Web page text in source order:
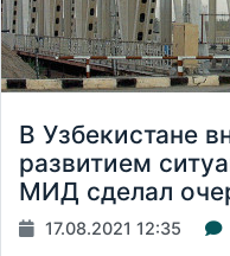
В Узбекистане
развитием
МИД сделал
17.08.2021 12:35